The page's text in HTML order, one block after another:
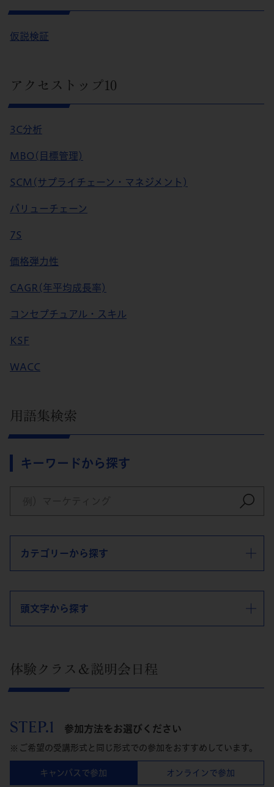
用語集検索
キーワードから探す
カテゴリーから探す
頭文字から探す
仮説検証
アクセストップ10
3C分析
MBO(目標管理)
SCM(サプライチェーン・マネジメント)
バリューチェーン
7S
価格弾力性
CAGR(年平均成長率)
コンセプチュアル・スキル
KSF
WACC
体験クラス＆説明会日程
STEP.1 参加方法をお選びください
ご希望の受講形式と同じ形式での参加をおすすめしています。
キャンパスで参加 オンラインで参加